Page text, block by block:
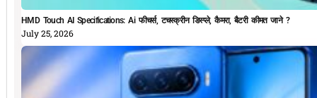
HMD Touch AI Specifications: Ai फीचर्स, टचस्क्रीन डिस्प्ले, कैमरा, बैटरी कीमत जाने ?
July 25, 2026